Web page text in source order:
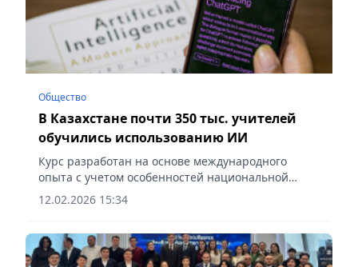
Общество
В Казахстане почти 350 тыс. учителей
обучились использованию ИИ
Курс разработан на основе международного
опыта с учетом особенностей национальной
системы образования, сообщает Vecher.kz.
12.02.2026 15:34